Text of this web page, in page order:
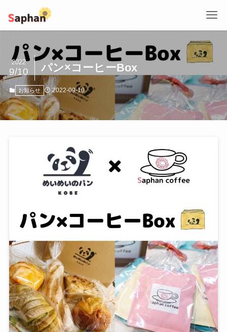
パン×コーヒーBox
2022
9/10
お知らせ 2022-09-10